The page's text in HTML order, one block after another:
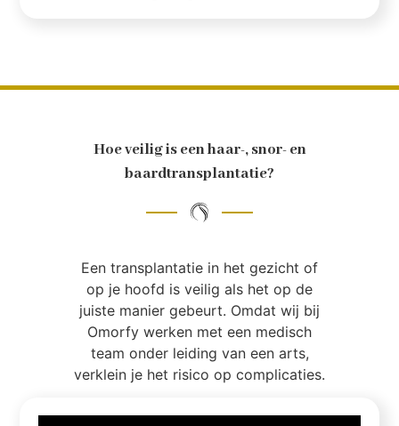
Hoe veilig is een haar-, snor- en
baardtransplantatie?
Een transplantatie in het gezicht of
op je hoofd is veilig als het op de
juiste manier gebeurt. Omdat wij bij
Omorfy werken met een medisch
team onder leiding van een arts,
verklein je het risico op complicaties.